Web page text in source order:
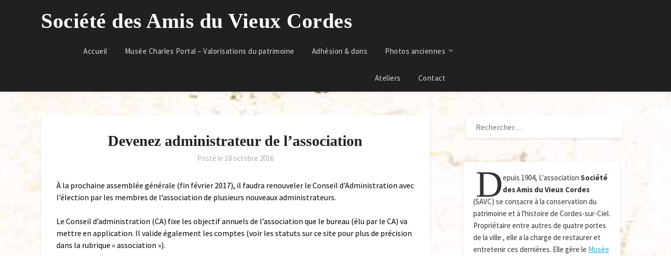
Société des Amis du Vieux Cordes
Accueil Musée Charles Portal – Valorisations du patrimoine Adhésion & dons Photos anciennes
Ateliers Contact
Devenez administrateur de l’association
Posté le 18 octobre 2016
À la prochaine assemblée générale (fin février 2017), il faudra renouveler le Conseil d’Administration avec
l’élection par les membres de l’association de plusieurs nouveaux administrateurs.
Le Conseil d’administration (CA) fixe les objectif annuels de l’association que le bureau (élu par le CA) va
mettre en application. Il valide également les comptes (voir les statuts sur ce site pour plus de précision
dans la rubrique « association »).
Depuis 1904, L'association Société
des Amis du Vieux Cordes
(SAVC) se consacre à la conservation du
patrimoine et à l'histoire de Cordes-sur-Ciel.
Propriétaire entre autres de quatre portes
de la ville , elle a la charge de restaurer et
entretenir ces dernières. Elle gère le Musée